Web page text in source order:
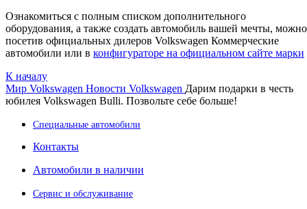
Ознакомиться с полным списком дополнительного
оборудования, а также создать автомобиль вашей мечты, можно
посетив официальных дилеров Volkswagen Коммерческие
автомобили или в конфигураторе на официальном сайте марки
К началу
Мир Volkswagen Новости Volkswagen Дарим подарки в честь
юбилея Volkswagen Bulli. Позвольте себе больше!
Специальные автомобили
Контакты
Автомобили в наличии
Сервис и обслуживание